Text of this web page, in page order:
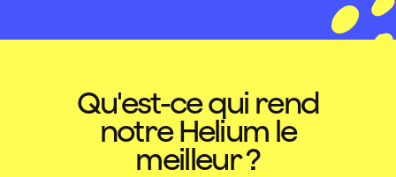
Qu'est-ce qui rend
notre Helium le
meilleur ?